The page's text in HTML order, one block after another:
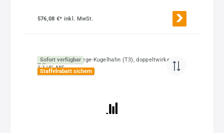
576,08 €* inkl. MwSt.
Sofort verfügbar
Staffelrabatt sichern